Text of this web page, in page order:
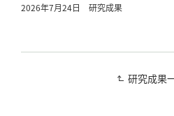
2026年7月24日 研究成果
研究成果